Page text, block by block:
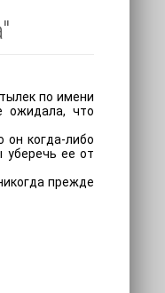
по имени
ожидала, что
он когда-либо
уберечь ее от
прежде